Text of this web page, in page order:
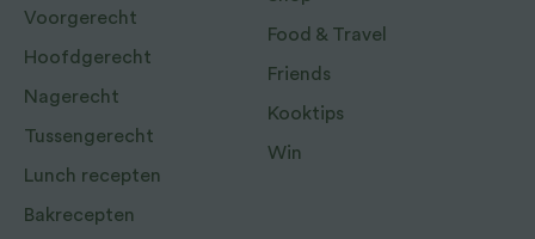
Voorgerecht
Hoofdgerecht
Nagerecht
Tussengerecht
Lunch recepten
Bakrecepten
Food & Travel
Friends
Kooktips
Win